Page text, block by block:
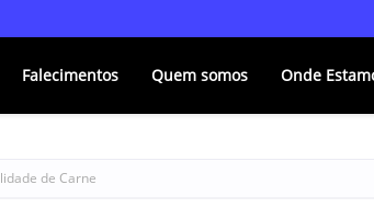
Falecimentos Quem somos Onde
de Carne